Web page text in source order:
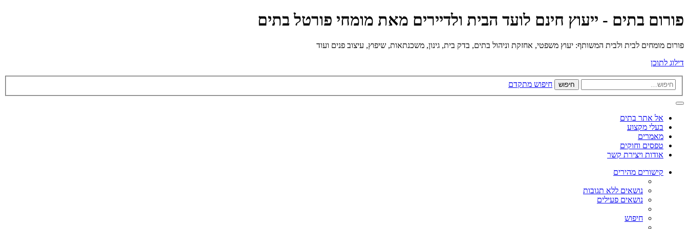
פורום בתים - ייעוץ חינם לועד הבית ולדיירים מאת מומחי פורטל בתים
פורום מומחים לבית ולבית המשותף: יעוץ משפטי, אחזקת וניהול בתים, בדק בית, גינון, משכנתאות, שיפוץ, עיצוב פנים ועוד
דילוג לתוכן
חיפוש חיפוש מתקדם
אל אתר בתים
בעלי מקצוע
מאמרים
טפסים וחוקים
אודות ויצירת קשר
קישורים מהירים
נושאים ללא תגובות
נושאים פעילים
חיפוש